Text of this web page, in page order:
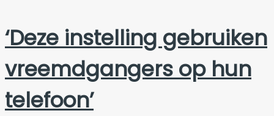
‘Deze instelling gebruiken
vreemdgangers op hun
telefoon’